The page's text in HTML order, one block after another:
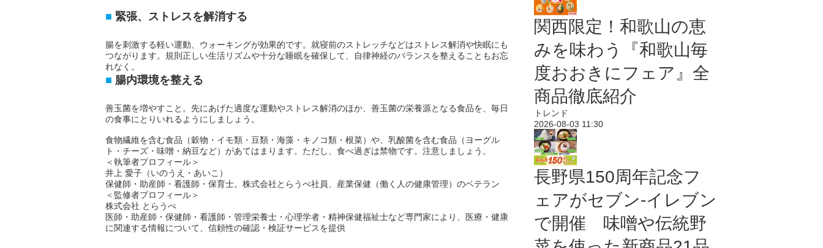
緊張、ストレスを解消する
腸を刺激する軽い運動、ウォーキングが効果的です。就寝前のストレッチなどはストレス解消や快眠にも
つながります。規則正しい生活リズムや十分な睡眠を確保して、自律神経のバランスを整えることもお忘
れなく。
腸内環境を整える
善玉菌を増やすこと。先にあげた適度な運動やストレス解消のほか、善玉菌の栄養源となる食品を、毎日
の食事にとりいれるようにしましょう。
食物繊維を含む食品（穀物・イモ類・豆類・海藻・キノコ類・根菜）や、乳酸菌を含む食品（ヨーグル
ト・チーズ・味噌・納豆など）があてはまります。ただし、食べ過ぎは禁物です。注意しましょう。
＜執筆者プロフィール＞
井上 愛子（いのうえ・あいこ）
保健師・助産師・看護師・保育士。株式会社とらうべ社員、産業保健（働く人の健康管理）のベテラン
＜監修者プロフィール＞
株式会社 とらうべ
医師・助産師・保健師・看護師・管理栄養士・心理学者・精神保健福祉士など専門家により、医療・健康
に関連する情報について、信頼性の確認・検証サービスを提供
関西限定！和歌山の恵
みを味わう『和歌山毎
度おおきにフェア』全
商品徹底紹介
トレンド
2026-08-03 11:30
長野県150周年記念フ
ェアがセブン-イレブン
で開催 味噌や伝統野